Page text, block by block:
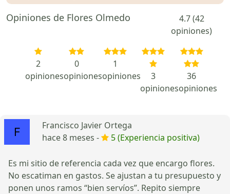
Opiniones de Flores Olmedo
4.7 (42
opiniones)
2
opiniones
0
opiniones
1
opiniones
3
opiniones
36
opiniones
Francisco Javier Ortega
hace 8 meses -
5 (Experiencia positiva)
Es mi sitio de referencia cada vez que encargo flores.
No escatiman en gastos. Se ajustan a tu presupuesto y
ponen unos ramos “bien servíos”. Repito siempre